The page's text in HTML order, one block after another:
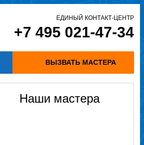
ЕДИНЫЙ КОНТАКТ-ЦЕНТР
+7 495 021-47-34
ВЫЗВАТЬ МАСТЕРА
Наши мастера